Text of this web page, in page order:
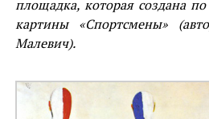
площадка, которая создана
картины «Спортсмены»
Малевич).